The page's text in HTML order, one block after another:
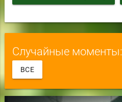
Случайные моменты:
ВСЕ